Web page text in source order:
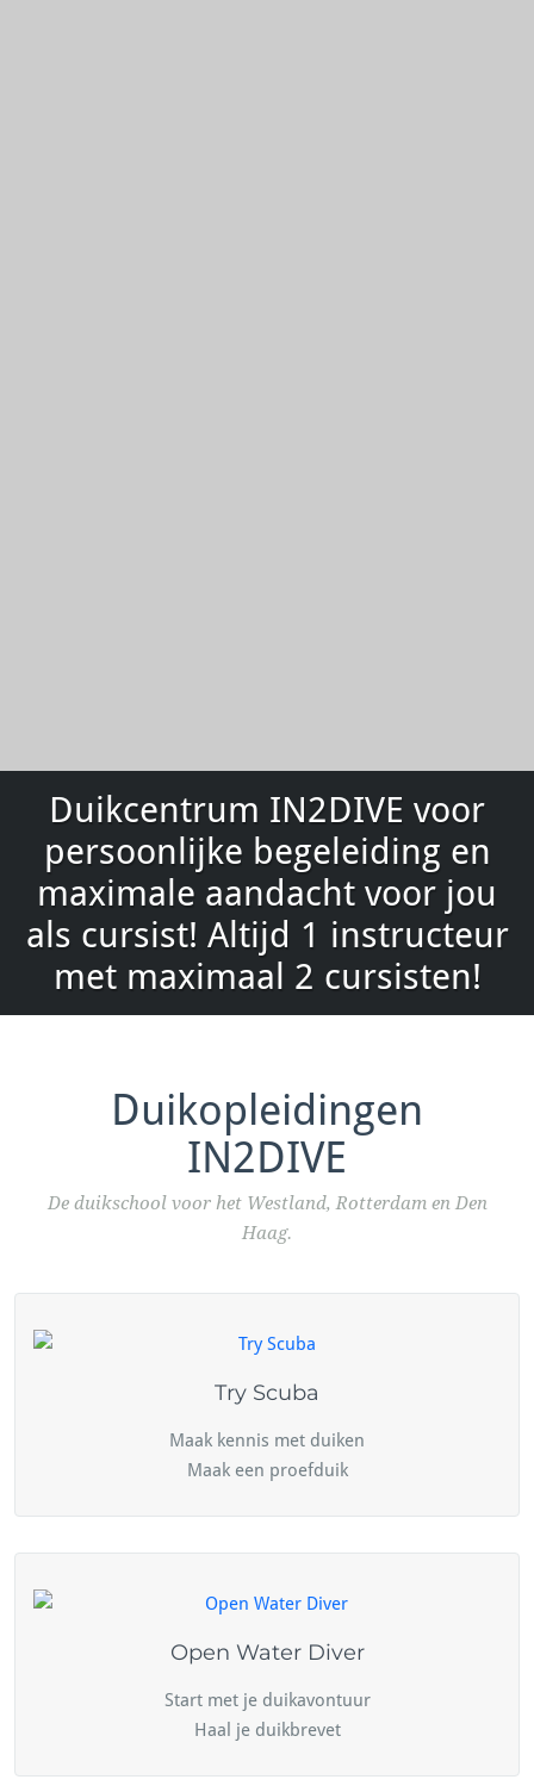
Duikcentrum IN2DIVE voor
persoonlijke begeleiding en
maximale aandacht voor jou
als cursist! Altijd 1 instructeur
met maximaal 2 cursisten!
Duikopleidingen
IN2DIVE
De duikschool voor het Westland, Rotterdam en Den
Haag.
Try Scuba
Maak kennis met duiken
Maak een proefduik
Open Water Diver
Start met je duikavontuur
Haal je duikbrevet